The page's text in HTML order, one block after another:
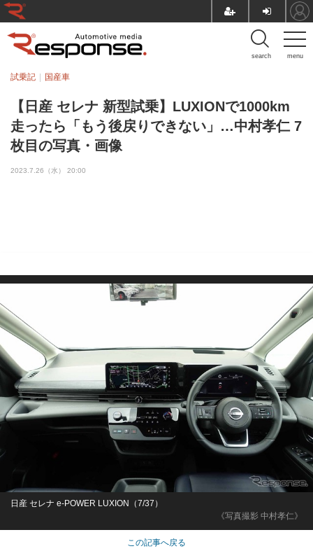
menu
search
【日産 セレナ 新型試乗】LUXIONで1000km
走ったら「もう後戻りできない」…中村孝仁 7
枚目の写真・画像
試乗記 国産車
2023.7.26（水） 20:00
《写真撮影 中村孝仁》
日産 セレナ e-POWER LUXION（7/37）
この記事へ戻る